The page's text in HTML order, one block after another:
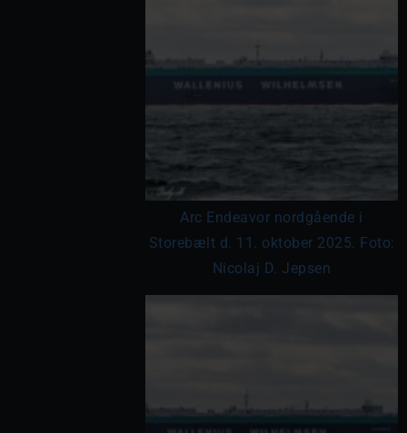
Arc Endeavor nordgående i
Storebælt d. 11. oktober 2025. Foto:
Nicolaj D. Jepsen